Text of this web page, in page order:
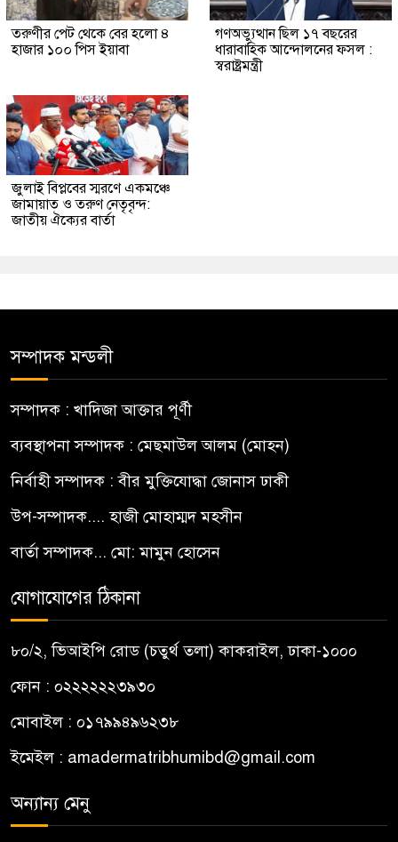
তরুণীর পেট থেকে বের হলো ৪
হাজার ১০০ পিস ইয়াবা
গণঅভ্যুত্থান ছিল ১৭ বছরের
ধারাবাহিক আন্দোলনের ফসল :
স্বরাষ্ট্রমন্ত্রী
জুলাই বিপ্লবের স্মরণে একমঞ্চে
জামায়াত ও তরুণ নেতৃবৃন্দ:
জাতীয় ঐক্যের বার্তা
সম্পাদক মন্ডলী
সম্পাদক : খাদিজা আক্তার পূর্ণী
ব্যবস্থাপনা সম্পাদক : মেছমাউল আলম (মোহন)
নির্বাহী সম্পাদক : বীর মুক্তিযোদ্ধা জোনাস ঢাকী
উপ-সম্পাদক.... হাজী মোহাম্মদ মহসীন
বার্তা সম্পাদক... মো: মামুন হোসেন
যোগাযোগের ঠিকানা
৮০/২, ভিআইপি রোড (চতুর্থ তলা) কাকরাইল, ঢাকা-১০০০
ফোন : ০২২২২২২৩৯৩০
মোবাইল : ০১৭৯৯৪৯৬২৩৮
ইমেইল : amadermatribhumibd@gmail.com
অন্যান্য মেনু